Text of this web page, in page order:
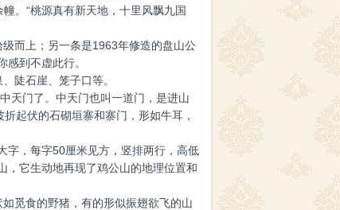
。“桃源真有新天地，十里风飘九国
而上；另一条是1963年修造的盘山公
感到不虚此行。
陡石崖、笼子口等。
天门了。中天门也叫一道门，是进山
起伏的石砌垣寨和寨门，形如牛耳，
字，每字50厘米见方，竖排两行，高低
，它生动地再现了鸡公山的地理位置和
觅食的野猪，有的形似振翅欲飞的山